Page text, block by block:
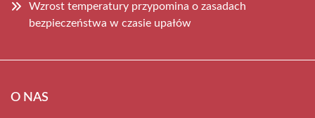
Wzrost temperatury przypomina o zasadach
bezpieczeństwa w czasie upałów
O NAS